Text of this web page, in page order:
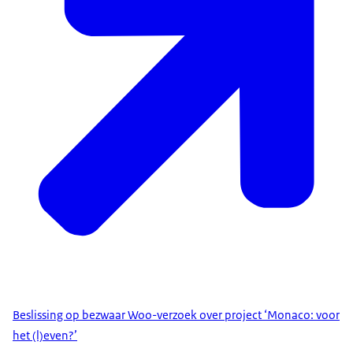
Beslissing op bezwaar Woo-verzoek over project ‘Monaco: voor
het (l)even?’